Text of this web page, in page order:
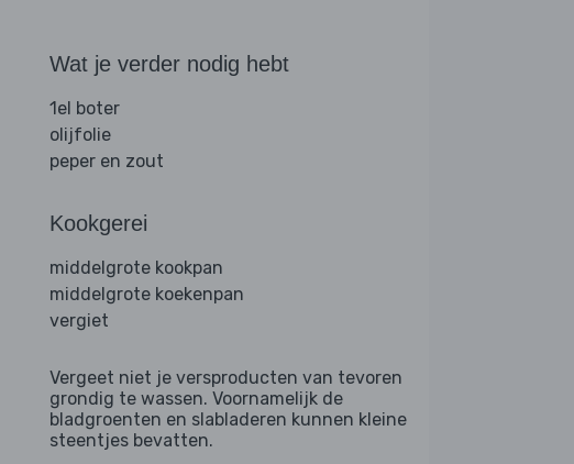
Wat je verder nodig hebt
1el boter
olijfolie
peper en zout
Kookgerei
middelgrote kookpan
middelgrote koekenpan
vergiet
Vergeet niet je versproducten van tevoren
grondig te wassen. Voornamelijk de
bladgroenten en slabladeren kunnen kleine
steentjes bevatten.